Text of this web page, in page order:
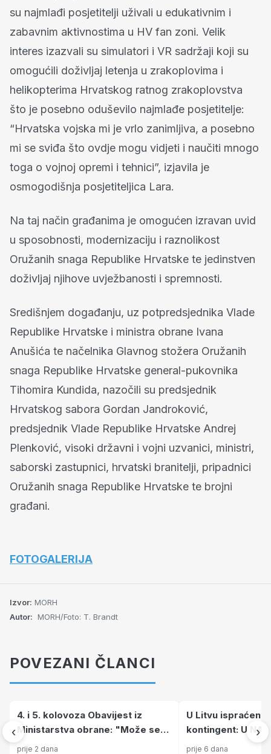
su najmlađi posjetitelji uživali u edukativnim i
zabavnim aktivnostima u HV fan zoni. Velik
interes izazvali su simulatori i VR sadržaji koji su
omogućili doživljaj letenja u zrakoplovima i
helikopterima Hrvatskog ratnog zrakoplovstva
što je posebno oduševilo najmlađe posjetitelje:
“Hrvatska vojska mi je vrlo zanimljiva, a posebno
mi se sviđa što ovdje mogu vidjeti i naučiti mnogo
toga o vojnoj opremi i tehnici”, izjavila je
osmogodišnja posjetiteljica Lara.
Na taj način građanima je omogućen izravan uvid
u sposobnosti, modernizaciju i raznolikost
Oružanih snaga Republike Hrvatske te jedinstven
doživljaj njihove uvježbanosti i spremnosti.
Središnjem događanju, uz potpredsjednika Vlade
Republike Hrvatske i ministra obrane Ivana
Anušića te načelnika Glavnog stožera Oružanih
snaga Republike Hrvatske general-pukovnika
Tihomira Kundida, nazočili su predsjednik
Hrvatskog sabora Gordan Jandroković,
predsjednik Vlade Republike Hrvatske Andrej
Plenković, visoki državni i vojni uzvanici, ministri,
saborski zastupnici, hrvatski branitelji, pripadnici
Oružanih snaga Republike Hrvatske te brojni
građani.
FOTOGALERIJA
Izvor: MORH
Autor: MORH/Foto: T. Brandt
POVEZANI ČLANCI
‹
4. i 5. kolovoza Obavijest iz
Ministarstva obrane: "Može se
očekivati pojačana buka"
prije 2 dana
U Litvu ispraćen
kontingent: U
odlazi 88
prije 6 dana
›